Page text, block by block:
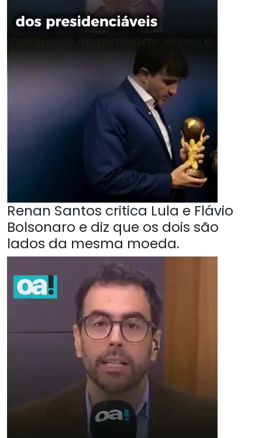
Renan Santos critica Lula e Flávio
Bolsonaro e diz que os dois são
lados da mesma moeda.